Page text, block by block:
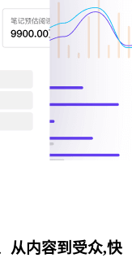
从内容到受众,快